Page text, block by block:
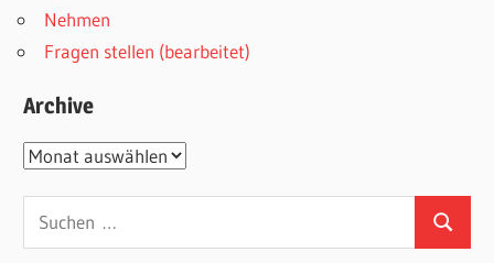
Nehmen
Fragen stellen (bearbeitet)
Archive
Archive
Suchen
nach:
Suchen